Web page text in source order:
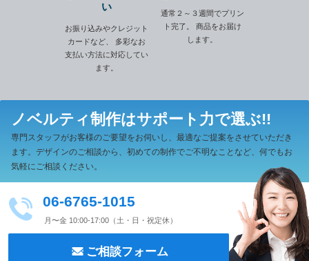
い
お振り込みやクレジット
カードなど、
多彩なお
支払い方法に対応してい
ます。
通常２～３週間でプリン
ト完了。
商品をお届け
します。
ノベルティ制作はサポート力で選ぶ!!
専門スタッフがお客様のご要望をお伺いし、最適なご提案をさせていただき
ます。 デザインのご相談から、初めての制作でご不明なことなど、何でもお
気軽にご相談ください。
06-6765-1015
月〜金 10:00-17:00（土・日・祝定休）
ご相談フォーム